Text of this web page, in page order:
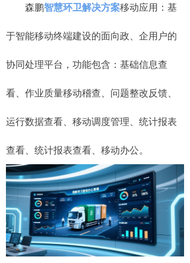
森鹏智慧环卫解决方案移动应用：基
于智能移动终端建设的面向政、企用户的
协同处理平台，功能包含：基础信息查
看、作业质量移动稽查、问题整改反馈、
运行数据查看、移动调度管理、统计报表
查看、统计报表查看、移动办公。